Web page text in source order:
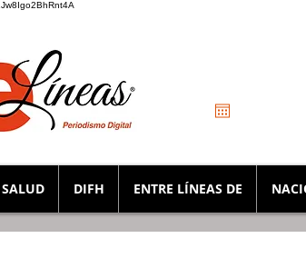
SALUD DIFH ENTRE LÍNEAS DE